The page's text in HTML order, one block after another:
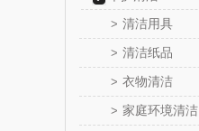
> 清洁用具
> 清洁纸品
> 衣物清洁
> 家庭环境清洁